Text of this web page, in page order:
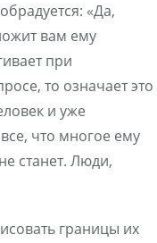
«Да,
вам ему
при
то означает это
и уже
что многое ему
станет. Люди,
границы их